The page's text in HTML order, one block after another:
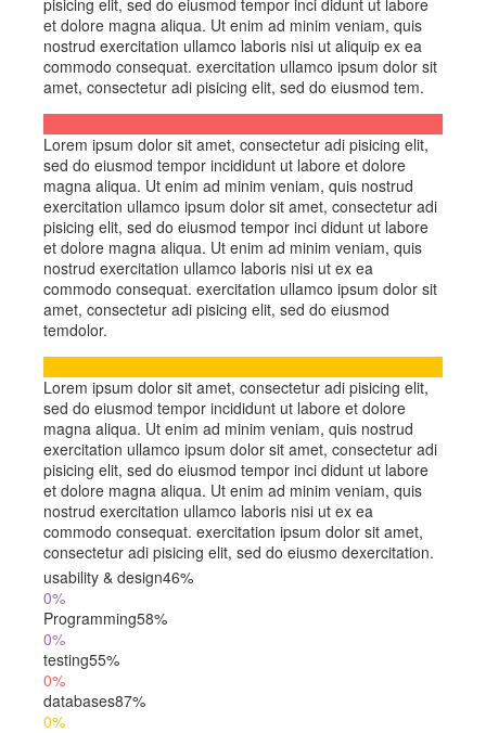
et dolore magna aliqua. Ut enim ad minim veniam, quis
nostrud exercitation ullamco laboris nisi ut aliquip ex ea
commodo consequat. exercitation ullamco ipsum dolor sit
amet, consectetur adi pisicing elit, sed do eiusmod tem.
Lorem ipsum dolor sit amet, consectetur adi pisicing elit,
sed do eiusmod tempor incididunt ut labore et dolore
magna aliqua. Ut enim ad minim veniam, quis nostrud
exercitation ullamco ipsum dolor sit amet, consectetur adi
pisicing elit, sed do eiusmod tempor inci didunt ut labore
et dolore magna aliqua. Ut enim ad minim veniam, quis
nostrud exercitation ullamco laboris nisi ut ex ea
commodo consequat. exercitation ullamco ipsum dolor sit
amet, consectetur adi pisicing elit, sed do eiusmod
temdolor.
Lorem ipsum dolor sit amet, consectetur adi pisicing elit,
sed do eiusmod tempor incididunt ut labore et dolore
magna aliqua. Ut enim ad minim veniam, quis nostrud
exercitation ullamco ipsum dolor sit amet, consectetur adi
pisicing elit, sed do eiusmod tempor inci didunt ut labore
et dolore magna aliqua. Ut enim ad minim veniam, quis
nostrud exercitation ullamco laboris nisi ut ex ea
commodo consequat. exercitation ipsum dolor sit amet,
consectetur adi pisicing elit, sed do eiusmo dexercitation.
usability & design46%
0%
Programming58%
0%
testing55%
0%
databases87%
0%